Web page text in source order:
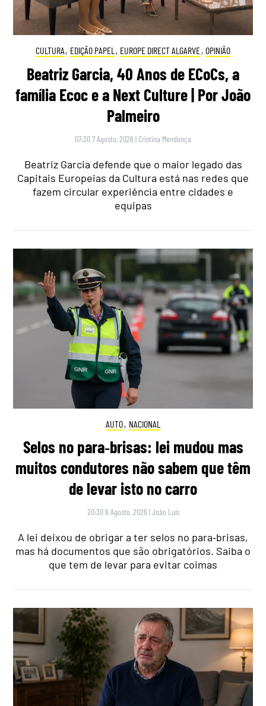
CULTURA, EDIÇÃO PAPEL , EUROPE DIRECT ALGARVE, OPINIÃO
Beatriz Garcia, 40 Anos de ECoCs, a
família Ecoc e a Next Culture | Por João
Palmeiro
07:30 7 Agosto, 2026 | Cristina Mendonça
Beatriz Garcia defende que o maior legado das
Capitais Europeias da Cultura está nas redes que
fazem circular experiência entre cidades e
equipas
AUTO, NACIONAL
Selos no para‑brisas: lei mudou mas
muitos condutores não sabem que têm
de levar isto no carro
20:30 6 Agosto, 2026 |João Luís
A lei deixou de obrigar a ter selos no para‑brisas,
mas há documentos que são obrigatórios. Saiba o
que tem de levar para evitar coimas